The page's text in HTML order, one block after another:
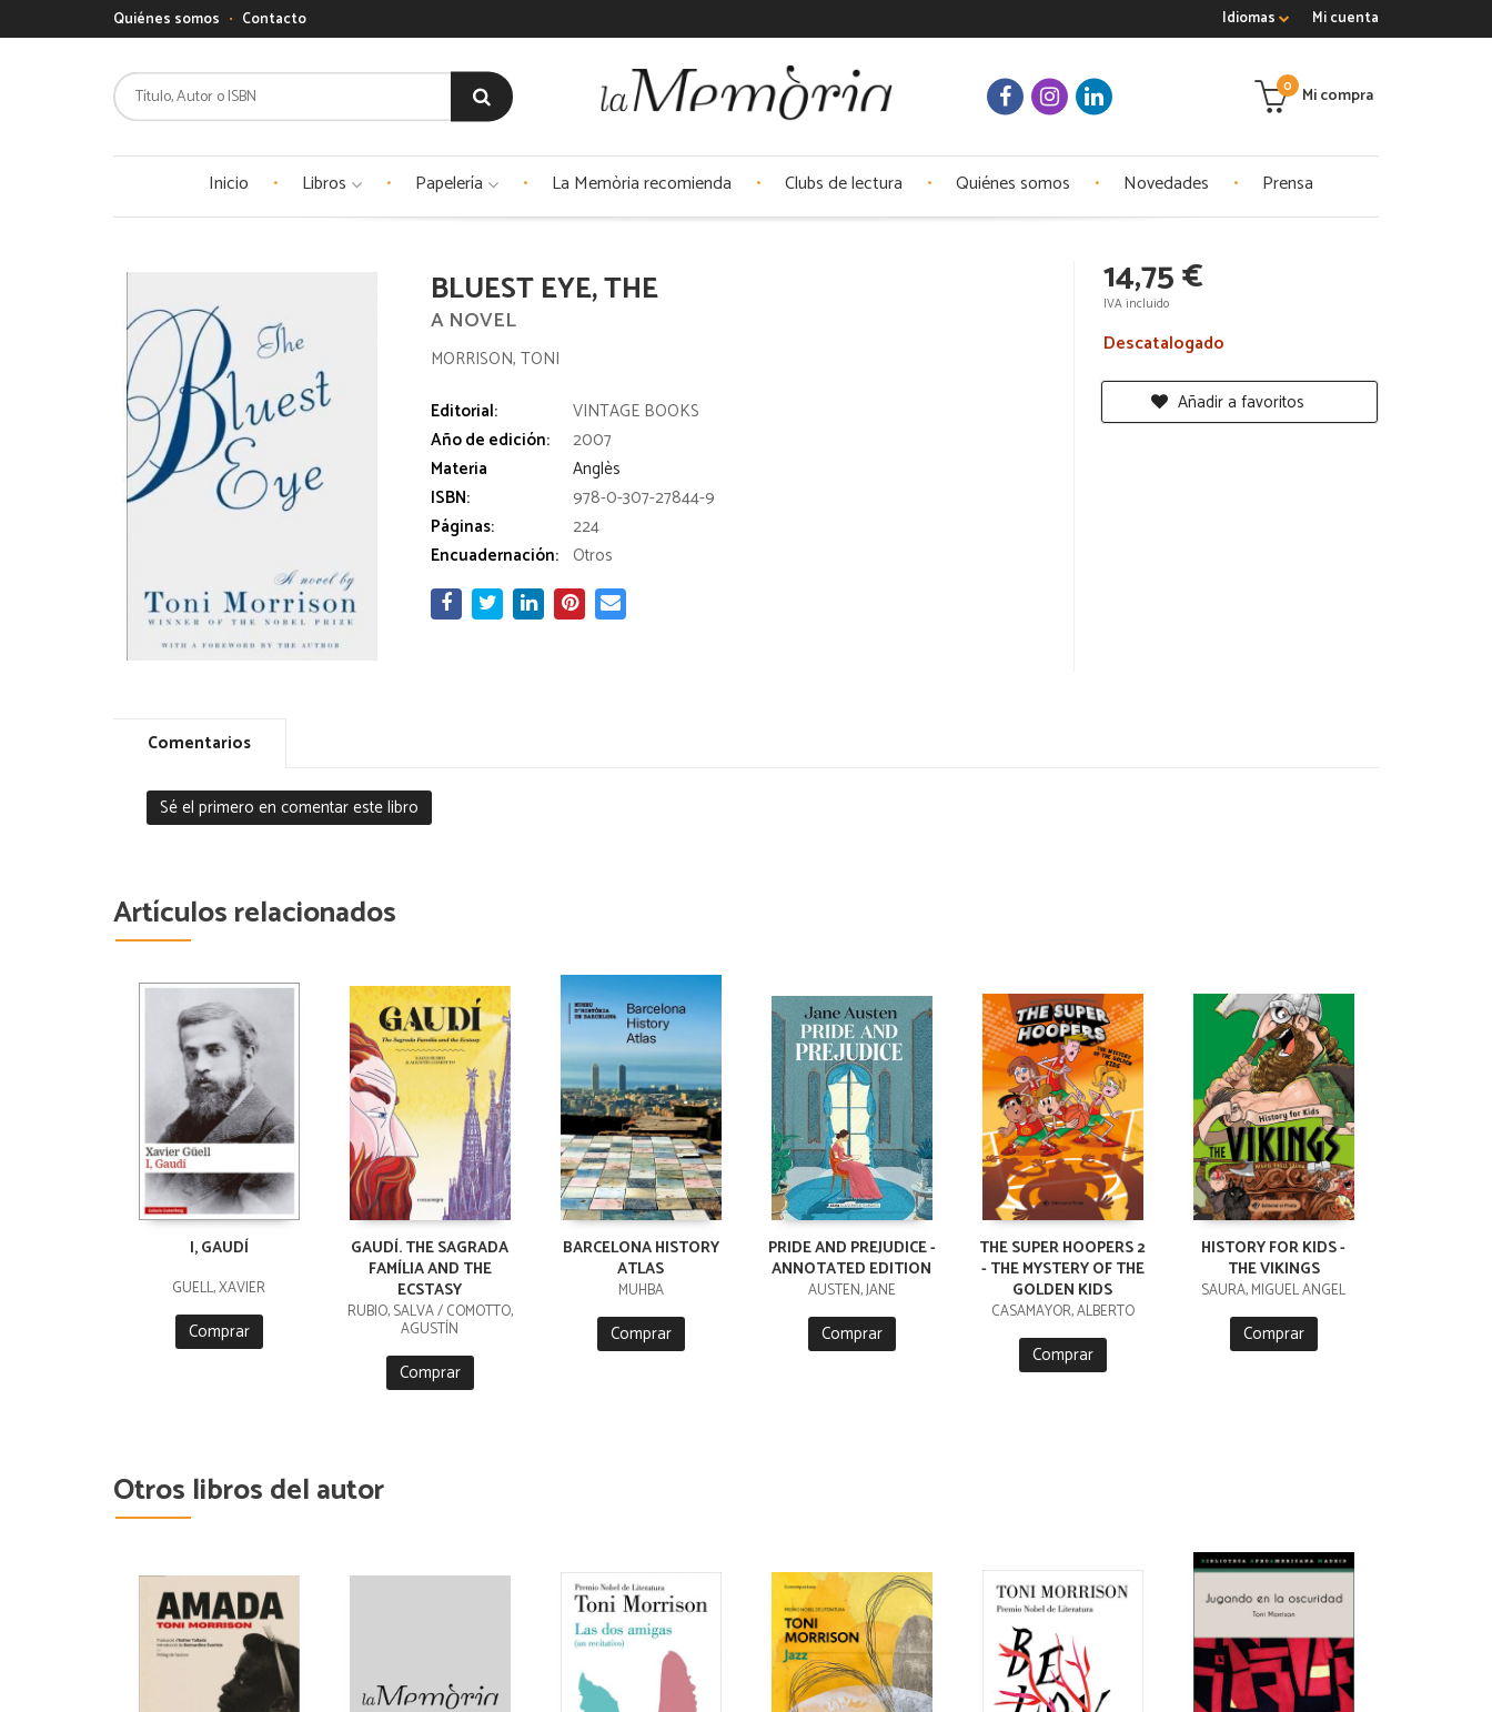
Mi cuenta
Idiomas
Quiénes somos Contacto
Mi compra
0
Inicio Libros Papelería La Memòria recomienda Clubs de lectura Quiénes somos Novedades Prensa
BLUEST EYE, THE
A NOVEL
MORRISON, TONI
Editorial:
VINTAGE BOOKS
Año de edición:
2007
Materia
Anglès
ISBN:
978-0-307-27844-9
Páginas:
224
Encuadernación: Otros
14,75 €
IVA incluido
Descatalogado
Añadir a favoritos
Comentarios
Sé el primero en comentar este libro
Artículos relacionados
I, GAUDÍ
GÜELL, XAVIER
Comprar
GAUDÍ. THE SAGRADA
FAMÍLIA AND THE
ECSTASY
RUBIO, SALVA / COMOTTO,
AGUSTÍN
Comprar
BARCELONA HISTORY
ATLAS
MUHBA
Comprar
PRIDE AND PREJUDICE -
ANNOTATED EDITION
AUSTEN, JANE
Comprar
THE SUPER HOOPERS 2
- THE MYSTERY OF THE
GOLDEN KIDS
CASAMAYOR, ALBERTO
Comprar
HISTORY FOR KIDS -
THE VIKINGS
SAURA, MIGUEL ÁNGEL
Comprar
Otros libros del autor